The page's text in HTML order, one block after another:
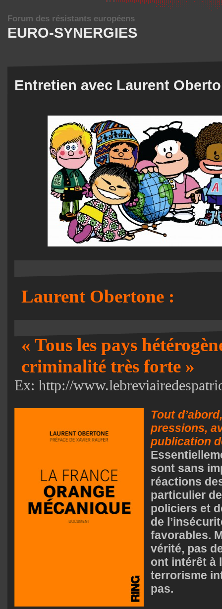
EURO-SYNERGIES
Forum des résistants européens
Entretien avec Laurent
Laurent Obertone :
« Tous les pays
criminalité très forte »
Ex: http://
Tout
pressions,
publication
sont sans
réactions
particulier
policiers et
de
favorables.
vérité, pas
ont intérêt à
terrorisme
pas.